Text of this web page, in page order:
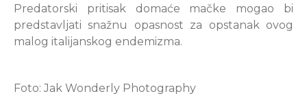
Predatorski pritisak domaće mačke mogao bi
predstavljati snažnu opasnost za opstanak ovog
malog italijanskog endemizma.
Foto: Jak Wonderly Photography